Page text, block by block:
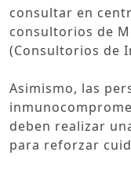
consultar en
consultorios de
(Consultorios de
Asimismo, las
deben realizar
para reforzar